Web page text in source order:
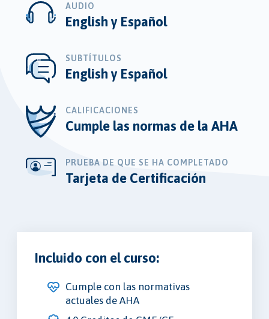
AUDIO
English y Español
SUBTÍTULOS
English y Español
CALIFICACIONES
Cumple las normas de la AHA
PRUEBA DE QUE SE HA COMPLETADO
Tarjeta de Certificación
Incluido con el curso:
Cumple con las normativas
actuales de AHA